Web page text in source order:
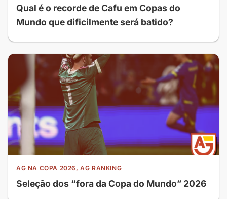
Qual é o recorde de Cafu em Copas do
Mundo que dificilmente será batido?
AG NA COPA 2026, AG RANKING
Seleção dos “fora da Copa do Mundo” 2026